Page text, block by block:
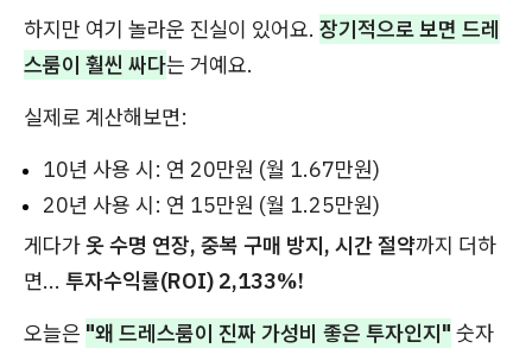
하지만 여기 놀라운 진실이 있어요. 장기적으로 보면 드레
스룸이 훨씬 싸다는 거예요.
실제로 계산해보면:
10년 사용 시: 연 20만원 (월 1.67만원)
20년 사용 시: 연 15만원 (월 1.25만원)
게다가옷 수명 연장, 중복 구매 방지, 시간 절약까지 더하
면... 투자수익률(ROI) 2,133%!
오늘은 "왜 드레스룸이 진짜 가성비 좋은 투자인지" 숫자